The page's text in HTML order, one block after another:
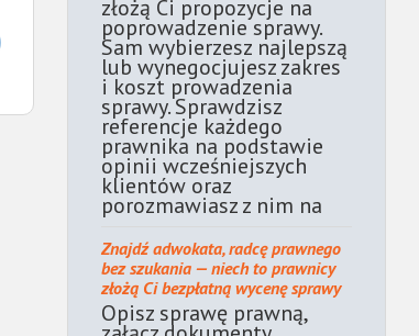
złożą Ci propozycje na
poprowadzenie sprawy.
Sam wybierzesz najlepszą
lub wynegocjujesz zakres
i koszt prowadzenia
sprawy. Sprawdzisz
referencje każdego
prawnika na podstawie
opinii wcześniejszych
klientów oraz
porozmawiasz z nim na
Znajdź adwokata, radcę prawnego
bez szukania — niech to prawnicy
złożą Ci bezpłatną wycenę sprawy
Opisz sprawę prawną,